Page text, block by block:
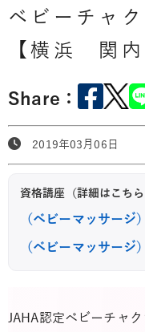
ベビーチャ
【横浜 関内
Share：
2019年03月06日
資格講座（詳細はこちら
（ベビーマッサー
（ベビーマッサージ
JAHA認定ベビーチャ